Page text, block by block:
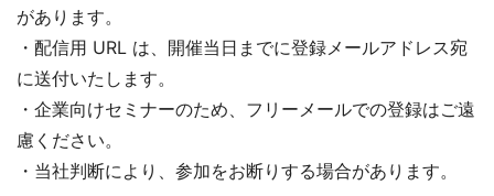
があります。
・配信用 URL は、開催当日までに登録メールアドレス宛
に送付いたします。
・企業向けセミナーのため、フリーメールでの登録はご遠
慮ください。
・当社判断により、参加をお断りする場合があります。